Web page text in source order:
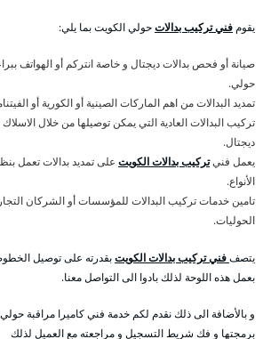
يقوم فني تركيب بدالاتحولي الكويت بما يلي:
صيانة أو فحص بدالات ديجتال و خاصة انتركم أو الهواتف
حولي.
تمديد البدالات من اهم الماركات الصينية أو الكورية أو
تركيب البدالات العادية التي يمكن توصيلها من خلال
ديجتال.
يعمل فنيتركيب بدالات الكويت
الأنواع.
تامين خدمات تركيب البدالات للمؤسسات أو الشركان
الحوليات.
يتصففني تركيب بدالات الكويتبقدرته على توصيل
بعمل هذه اللوحة لذلك بادوا الى التواصل معنا.
و بالأضافة الى ذلك نقدم لكم خدمة فني كاميرا مراقبة
برمجتها و فك شريط التسجيل و مراجعته مع العميل لذلك